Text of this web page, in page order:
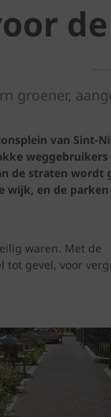
groener,
van Sint-
weggebruikers
de straten wordt
wijk, en de
waren. Met de
tot gevel, voor